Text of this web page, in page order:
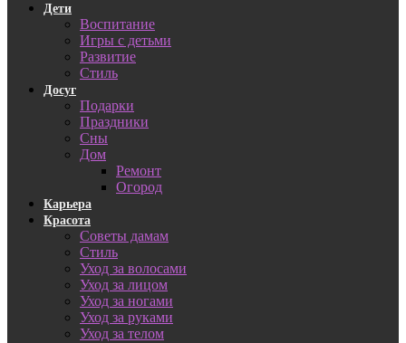
Дети
Воспитание
Игры с детьми
Развитие
Стиль
Досуг
Подарки
Праздники
Сны
Дом
Ремонт
Огород
Карьера
Красота
Советы дамам
Стиль
Уход за волосами
Уход за лицом
Уход за ногами
Уход за руками
Уход за телом